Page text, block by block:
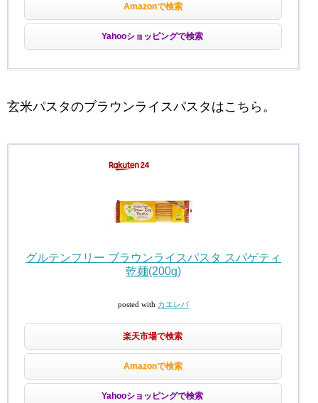
Amazonで検索
Yahooショッピングで検索
玄米パスタのブラウンライスパスタはこちら。
グルテンフリー ブラウンライスパスタ スパゲティ
乾麺(200g)
posted with カエレバ
楽天市場で検索
Amazonで検索
Yahooショッピングで検索